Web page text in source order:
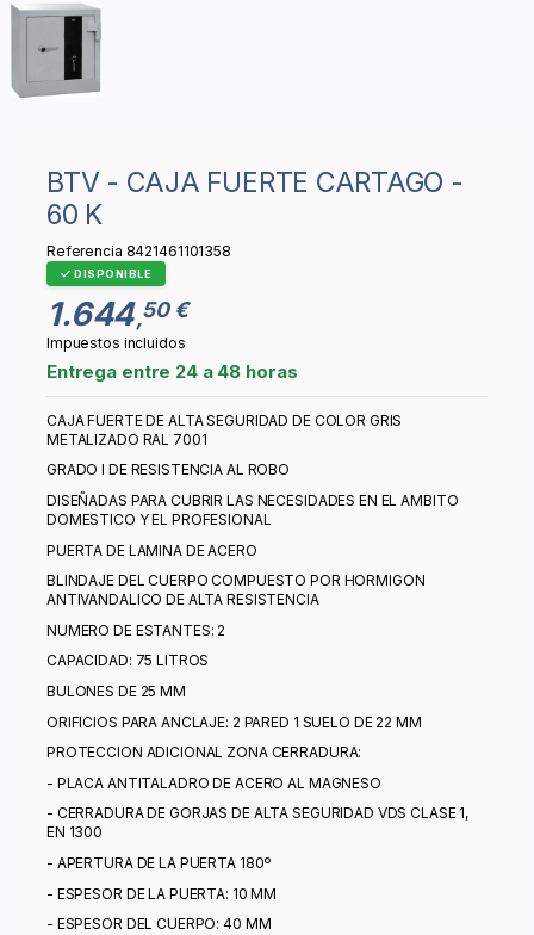
BTV - CAJA FUERTE CARTAGO -
60 K
Referencia 8421461101358
DISPONIBLE
1.644,50 €
Impuestos incluidos
Entrega entre 24 a 48 horas
CAJA FUERTE DE ALTA SEGURIDAD DE COLOR GRIS
METALIZADO RAL 7001
GRADO I DE RESISTENCIA AL ROBO
DISEÑADAS PARA CUBRIR LAS NECESIDADES EN EL AMBITO
DOMESTICO Y EL PROFESIONAL
PUERTA DE LAMINA DE ACERO
BLINDAJE DEL CUERPO COMPUESTO POR HORMIGON
ANTIVANDALICO DE ALTA RESISTENCIA
NUMERO DE ESTANTES: 2
CAPACIDAD: 75 LITROS
BULONES DE 25 MM
ORIFICIOS PARA ANCLAJE: 2 PARED 1 SUELO DE 22 MM
PROTECCION ADICIONAL ZONA CERRADURA:
- PLACA ANTITALADRO DE ACERO AL MAGNESO
- CERRADURA DE GORJAS DE ALTA SEGURIDAD VDS CLASE 1,
EN 1300
- APERTURA DE LA PUERTA 180º
- ESPESOR DE LA PUERTA: 10 MM
- ESPESOR DEL CUERPO: 40 MM